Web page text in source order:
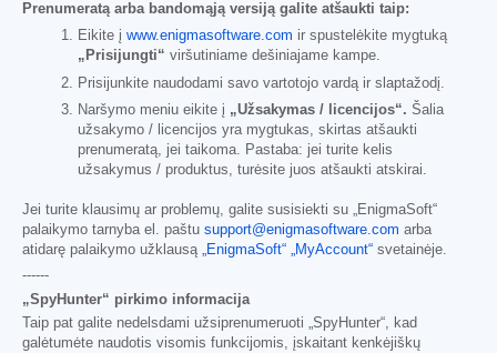
Prenumeratą arba bandomąją versiją galite atšaukti taip:
Eikite į www.enigmasoftware.com ir spustelėkite mygtuką
„Prisijungti“ viršutiniame dešiniajame kampe.
Prisijunkite naudodami savo vartotojo vardą ir slaptažodį.
Naršymo meniu eikite į „Užsakymas / licencijos“. Šalia
užsakymo / licencijos yra mygtukas, skirtas atšaukti
prenumeratą, jei taikoma. Pastaba: jei turite kelis
užsakymus / produktus, turėsite juos atšaukti atskirai.
Jei turite klausimų ar problemų, galite susisiekti su „EnigmaSoft“
palaikymo tarnyba el. paštu support@enigmasoftware.com arba
atidarę palaikymo užklausą „EnigmaSoft“ „MyAccount“ svetainėje.
------
„SpyHunter“ pirkimo informacija
Taip pat galite nedelsdami užsiprenumeruoti „SpyHunter“, kad
galėtumėte naudotis visomis funkcijomis, įskaitant kenkėjiškų